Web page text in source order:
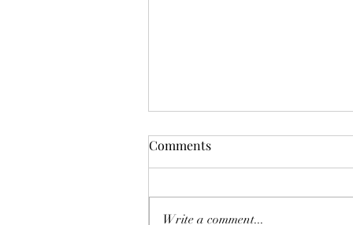
Comments
Write a comment...